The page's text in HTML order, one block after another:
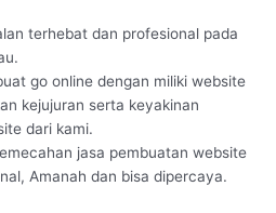
terhebat dan profesional pada
go online dengan miliki website
kejujuran serta keyakinan
dari kami.
jasa pembuatan website
Amanah dan bisa dipercaya.